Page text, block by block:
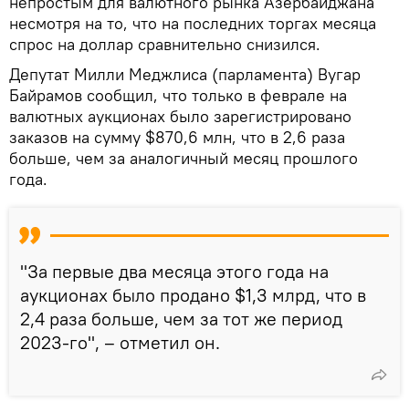
несмотря на то, что на последних торгах месяца
спрос на доллар сравнительно снизился.
Депутат Милли Меджлиса (парламента) Вугар
Байрамов сообщил, что только в феврале на
валютных аукционах было зарегистрировано
заказов на сумму $870,6 млн, что в 2,6 раза
больше, чем за аналогичный месяц прошлого
года.
"За первые два месяца этого года на
аукционах было продано $1,3 млрд, что в
2,4 раза больше, чем за тот же период
2023-го", – отметил он.